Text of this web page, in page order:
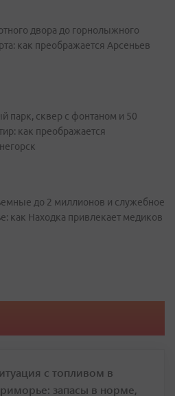
двора до горнолыжного
как преображается Арсеньев
парк, сквер с фонтаном и 50
как преображается
до 2 миллионов и служебное
как Находка привлекает медиков
с топливом в
запасы в норме,